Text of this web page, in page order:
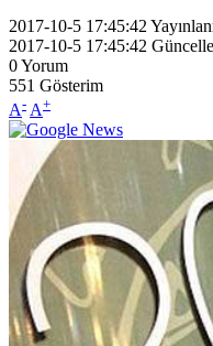
2017-10-5 17:45:42
2017-10-5 17:45:42
0Yorum
551 Gösterim
A- A+